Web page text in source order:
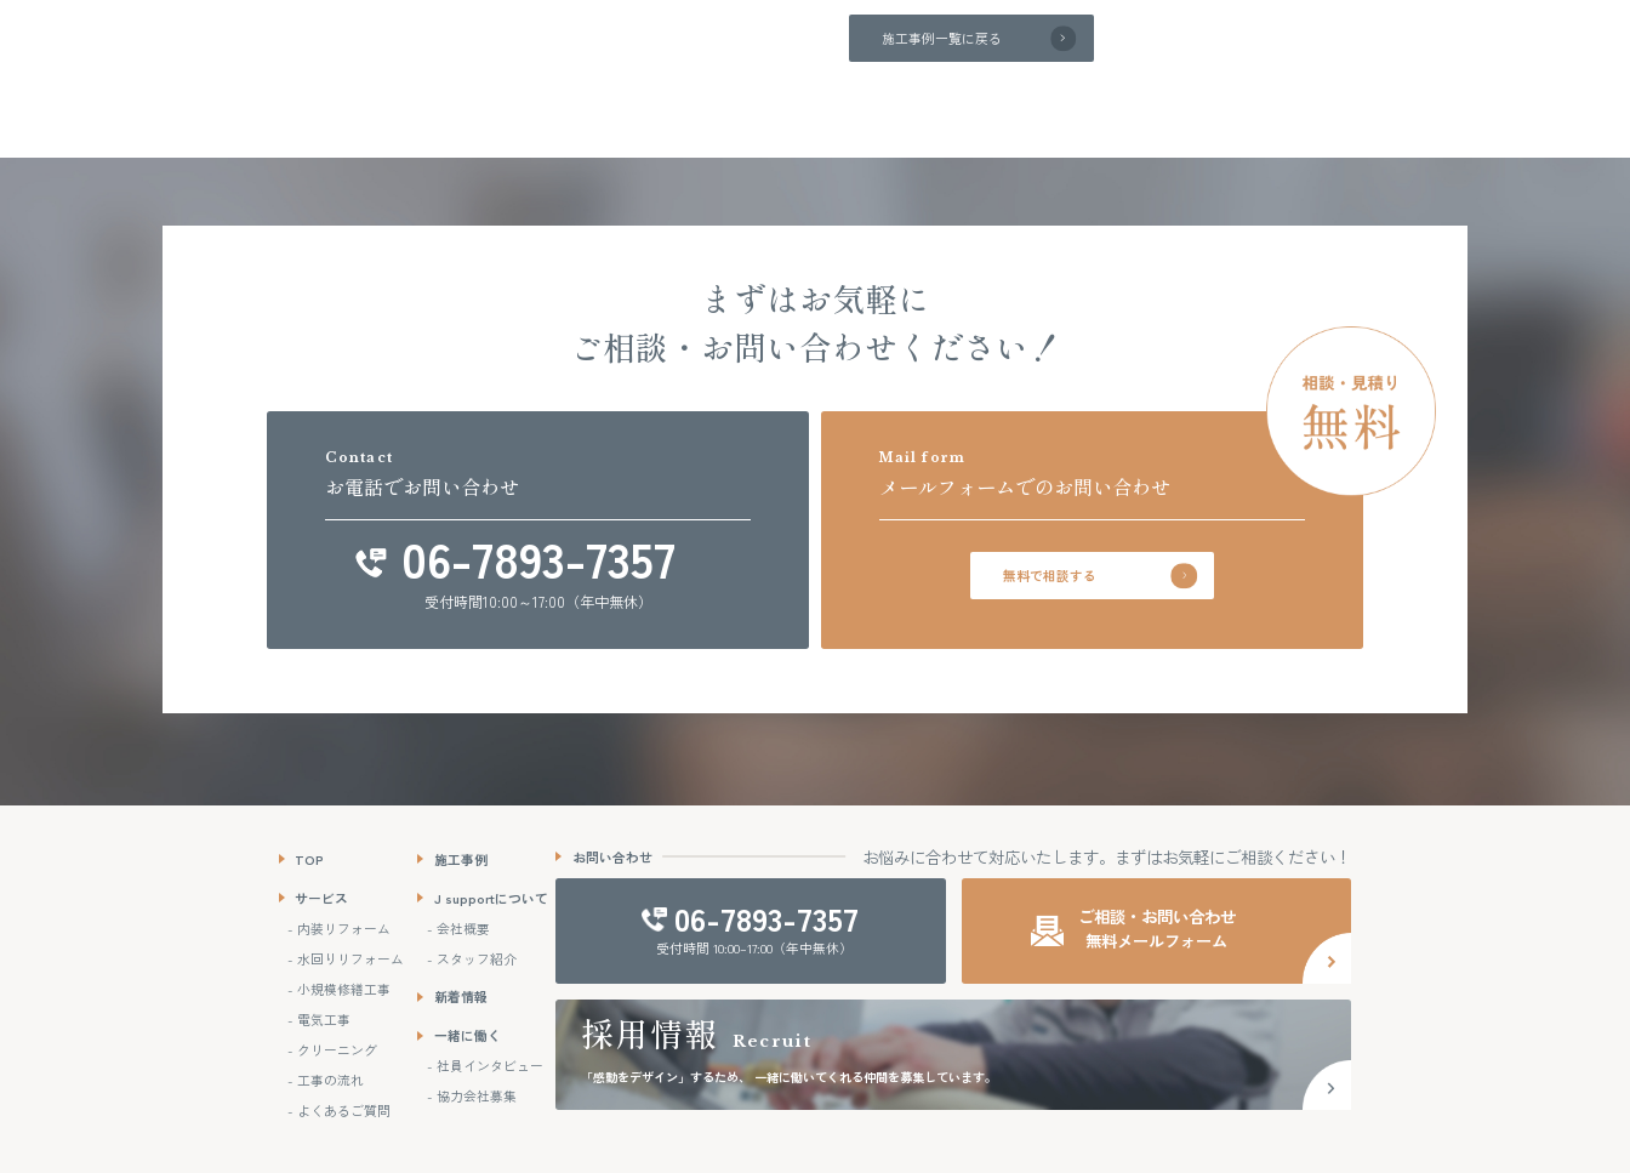
施工事例一覧に戻る
まずはお気軽に
ご相談・お問い合わせください！
Contact
お電話でお問い合わせ
06-7893-7357
受付時間10:00～17:00（年中無休）
Mail form
メールフォームでのお問い合わせ
無料で相談する
TOP
サービス
- 内装リフォーム
- 水回りリフォーム
- 小規模修繕工事
- 電気工事
- クリーニング
- 工事の流れ
- よくあるご質問
施工事例
J supportについて
- 会社概要
- スタッフ紹介
新着情報
一緒に働く
- 社員インタビュー
- 協力会社募集
お問い合わせ お悩みに合わせて対応いたします。 まずはお気軽にご相談ください！
06-7893-7357
受付時間 10:00–17:00（年中無休）
ご相談・お問い合わせ
無料メールフォーム
採用情報 Recruit
「感動をデザイン」するため、 一緒に働いてくれる仲間を募集しています。